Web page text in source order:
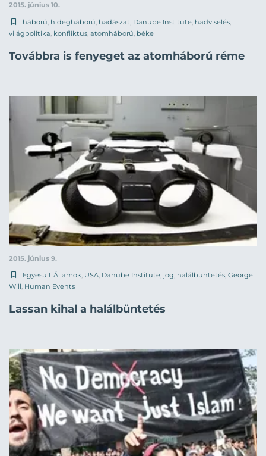
2015. június 10.
háború hidegháború hadászat Danube Institute hadviselés
világpolitika konfliktus atomháború béke
Továbbra is fenyeget az atomháború réme
2015. június 9.
Egyesült Államok USA Danube Institute jog halálbüntetés George
Will Human Events
Lassan kihal a halálbüntetés